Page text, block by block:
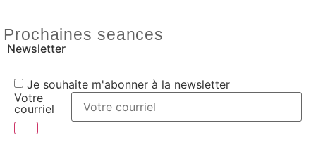
Prochaines seances
Newsletter
Je souhaite m'abonner à la newsletter
Votre
courriel